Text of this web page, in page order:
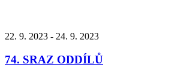
22. 9. 2023 - 24. 9. 2023
74. SRAZ ODDÍLŮ